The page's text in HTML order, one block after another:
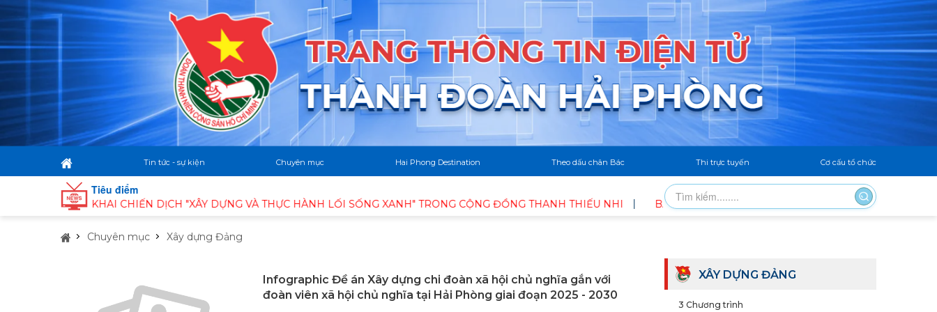
Tin tức - sự kiện Chuyên mục Hai Phong Destination Theo dấu chân Bác Thi trực tuyến Cơ cấu tổ chức
Tiêu điểm
TRIỂN KHAI CHIẾN DỊCH "XÂY DỰNG VÀ THỰC HÀNH LỐI SỐNG XANH" TRONG CỘNG ĐỒNG THANH THIẾU NHI BAN CHỈ ĐẠO HÈ PHƯỜNG NAM ĐỒ SƠN TỔ CHỨC CÂU LẠC
Chuyên mục Xây dựng Đảng
Infographic Đề án Xây dựng chi đoàn xã hội chủ nghĩa gắn với
đoàn viên xã hội chủ nghĩa tại Hải Phòng giai đoạn 2025 - 2030
XÂY DỰNG ĐẢNG
3 Chương trình